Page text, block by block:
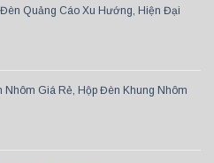
Quảng Cáo Xu Hướng, Hiện Đại
Nhôm Giá Rẻ, Hộp Đèn Khung Nhôm